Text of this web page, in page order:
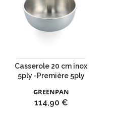
Casserole 20 cm inox
5ply -Première 5ply
GREENPAN
Prix
114,90 €